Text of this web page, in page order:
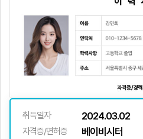
취득일자 2024.03.02
자격증/면허증 베이비시터